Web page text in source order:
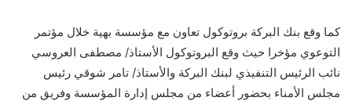
كما وقع بنك البركة بروتوكول تعاون مع مؤسسة بهية خلال مؤتمر
التوعوي مؤخرا حيث وقع البروتوكول الأستاذ/ مصطفى العروسي
نائب الرئيس التنفيذي لبنك البركة والأستاذ/ تامر شوقي رئيس
مجلس الأمناء بحضور أعضاء من مجلس إدارة المؤسسة وفريق من